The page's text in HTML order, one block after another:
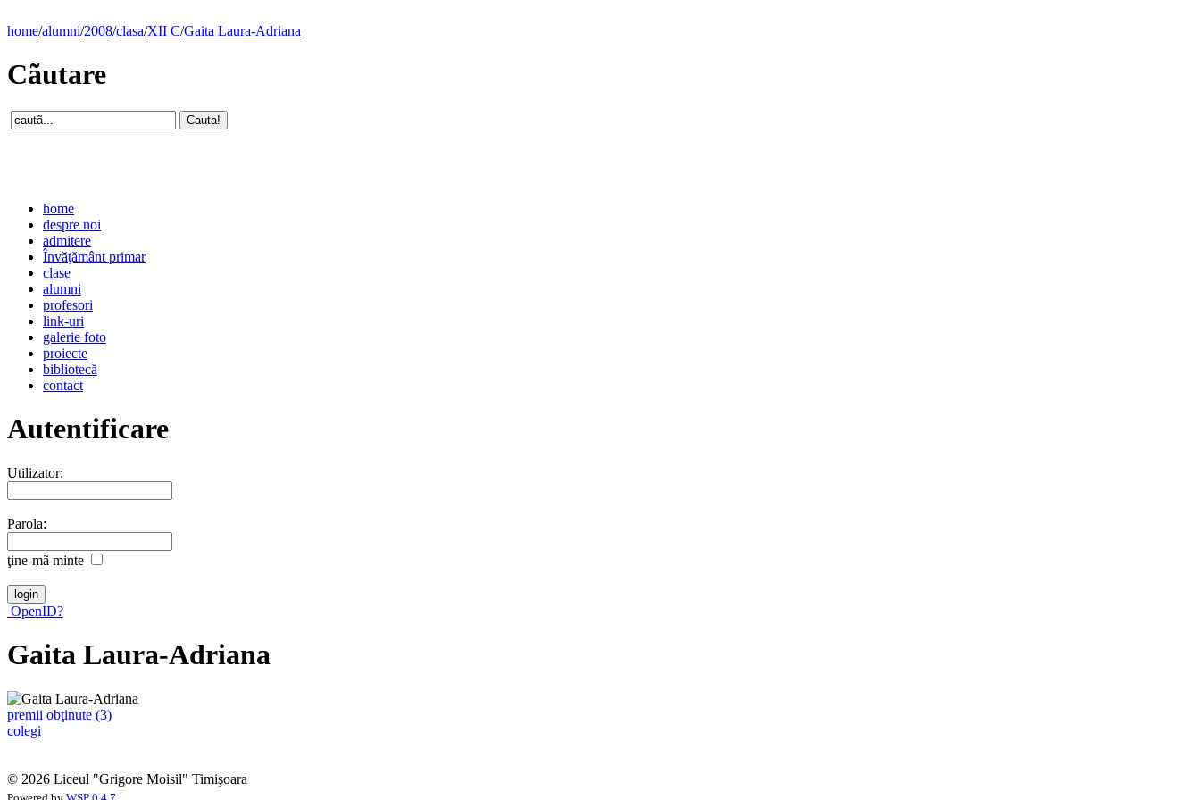
home/alumni/2008/clasa/XII C/Gaita Laura-Adriana
Cãutare
home
despre noi
admitere
Învăţământ primar
clase
alumni
profesori
link-uri
galerie foto
proiecte
bibliotecă
contact
Autentificare
Utilizator:
Parola:
ţine-mã minte
OpenID?
Gaita Laura-Adriana
premii obţinute (3)
colegi
© 2026 Liceul "Grigore Moisil" Timişoara